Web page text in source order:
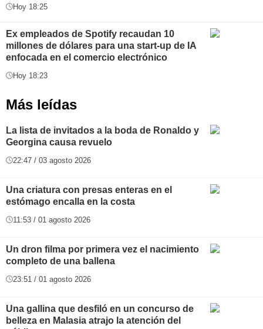
Hoy 18:25
Ex empleados de Spotify recaudan 10
millones de dólares para una start-up de IA
enfocada en el comercio electrónico
Hoy 18:23
Más leídas
La lista de invitados a la boda de Ronaldo y
Georgina causa revuelo
22:47 / 03 agosto 2026
Una criatura con presas enteras en el
estómago encalla en la costa
11:53 / 01 agosto 2026
Un dron filma por primera vez el nacimiento
completo de una ballena
23:51 / 01 agosto 2026
Una gallina que desfiló en un concurso de
belleza en Malasia atrajo la atención del